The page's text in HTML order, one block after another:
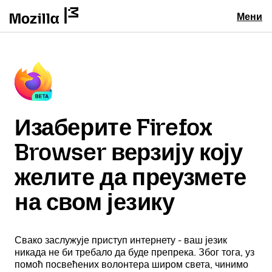
Мени
Изаберите Firefox
Browser верзију коју
желите да преузмете
на свом језику
Свако заслужује приступ интернету - ваш језик
никада не би требало да буде препрека. Због тога, уз
помоћ посвећених волонтера широм света, чинимо